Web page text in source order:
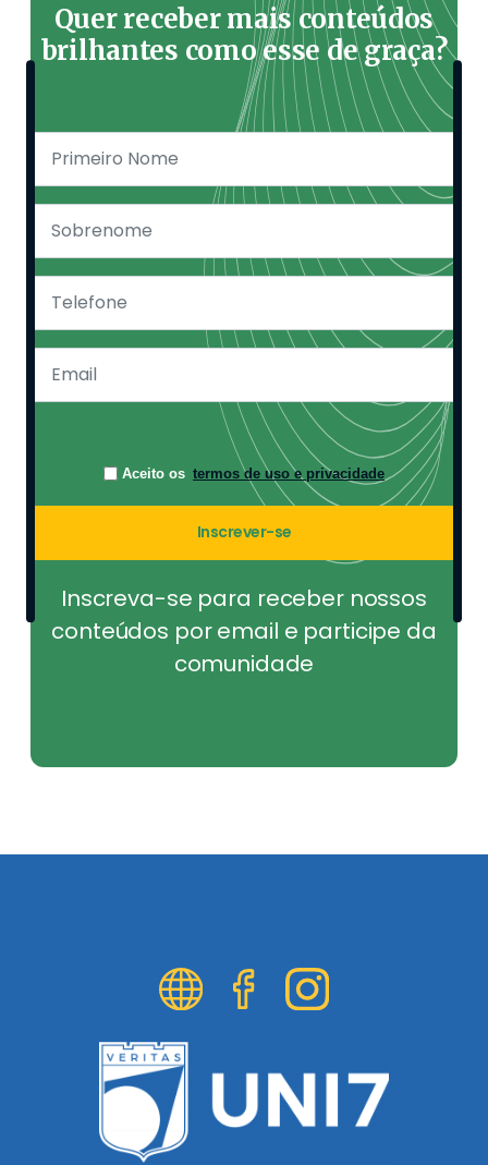
Quer receber mais conteúdos
brilhantes como esse de graça?
Aceito os termos de uso e privacidade
Inscrever-se
Inscreva-se para receber nossos
conteúdos por email e participe da
comunidade